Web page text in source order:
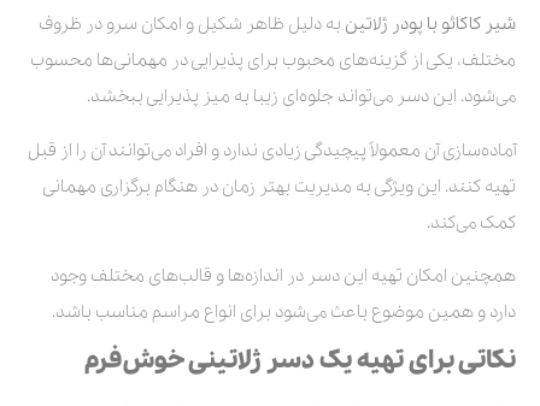
شیر کاکائو با پودر ژلاتین به دلیل ظاهر شکیل و امکان سرو در ظروف
مختلف، یکی از گزینه‌های محبوب برای پذیرایی در مهمانی‌ها محسوب
می‌شود. این دسر می‌تواند جلوه‌ای زیبا به میز پذیرایی ببخشد.
آماده‌سازی آن معمولاً پیچیدگی زیادی ندارد و افراد می‌توانند آن را از قبل
تهیه کنند. این ویژگی به مدیریت بهتر زمان در هنگام برگزاری مهمانی
کمک می‌کند.
همچنین امکان تهیه این دسر در اندازه‌ها و قالب‌های مختلف وجود
دارد و همین موضوع باعث می‌شود برای انواع مراسم مناسب باشد.
نکاتی برای تهیه یک دسر ژلاتینی خوش‌فرم